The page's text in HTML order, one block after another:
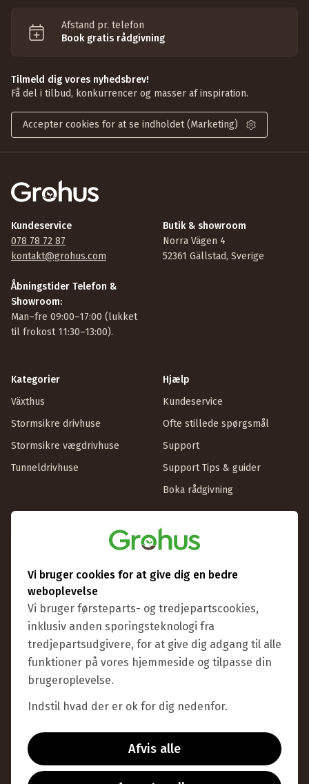
Afstand pr. telefon
Book gratis rådgivning
Tilmeld dig vores nyhedsbrev!
Få del i tilbud, konkurrencer og masser af inspiration.
Accepter cookies for at se indholdet (Marketing)
Kundeservice
078 78 72 87
kontakt@grohus.com
Åbningstider Telefon &
Showroom:
Man–fre 09:00–17:00 (lukket
til frokost 11:30–13:00).
Butik & showroom
Norra Vägen 4
52361 Gällstad, Sverige
Kategorier
Växthus
Stormsikre drivhuse
Stormsikre vægdrivhuse
Tunneldrivhuse
Hjælp
Kundeservice
Ofte stillede spørgsmål
Support
Support Tips & guider
Boka rådgivning
Udstillingsdrivhuse
Betingelser
Handl som virksomhed
Bankoverførsel
Vi bruger cookies for at give dig en bedre
weboplevelse
Vi bruger førsteparts- og tredjepartscookies,
inklusiv anden sporingsteknologi fra
tredjepartsudgivere, for at give dig adgang til alle
funktioner på vores hjemmeside og tilpasse din
brugeroplevelse.
Indstil hvad der er ok for dig nedenfor.
Afvis alle